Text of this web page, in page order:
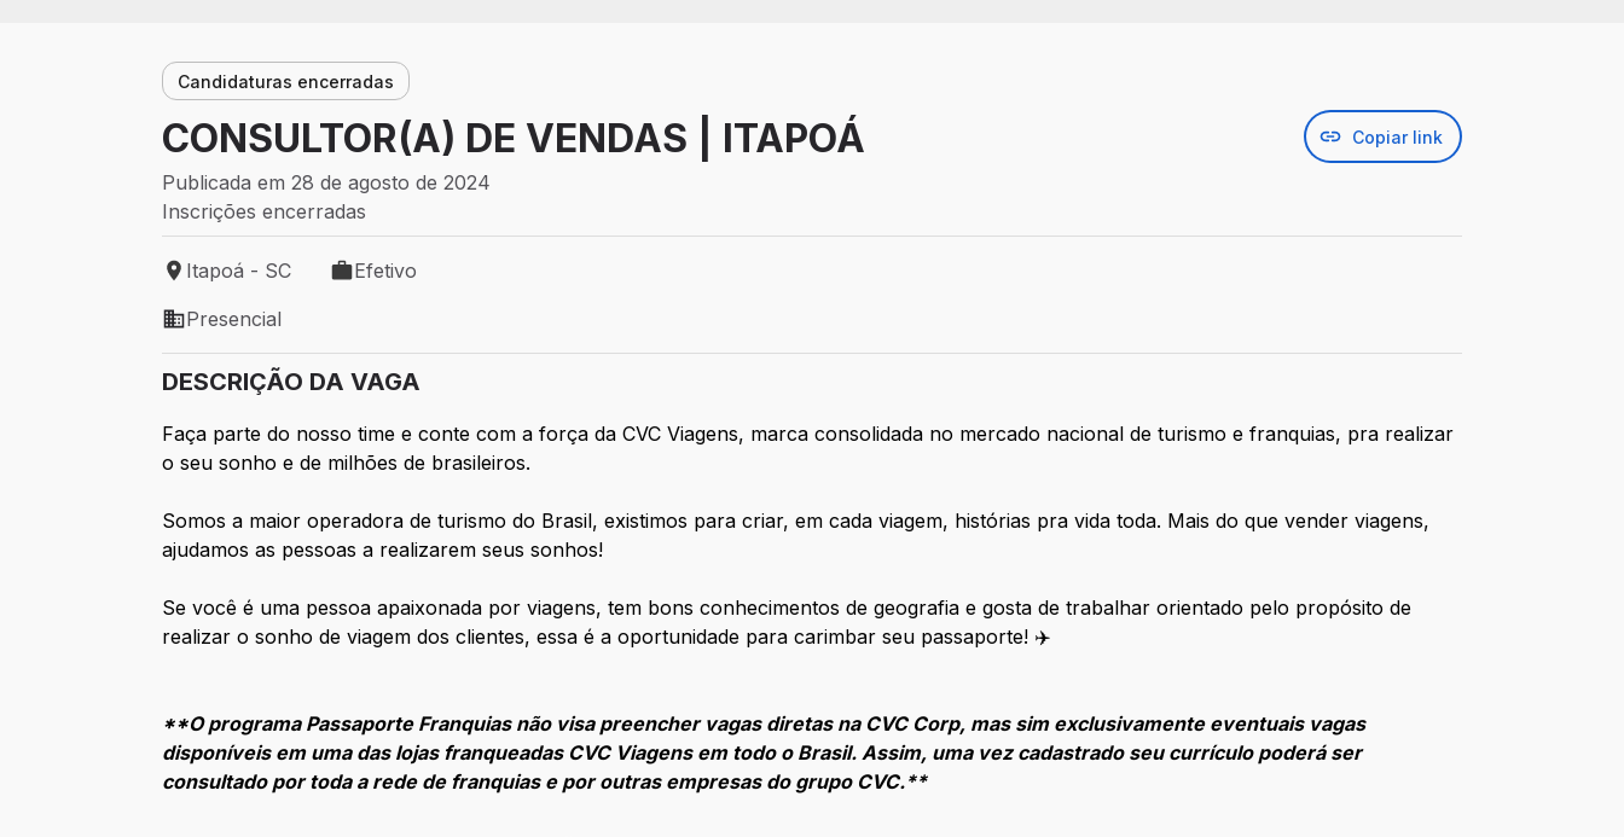
Candidaturas encerradas
CONSULTOR(A) DE VENDAS | ITAPOÁ Copiar link
Publicada em 28 de agosto de 2024
Inscrições encerradas
Local de trabalho: Itapoá - SC
Itapoá - SC
Tipo de vaga: Efetivo
Efetivo
Modelo de trabalho: Presencial
Presencial
DESCRIÇÃO DA VAGA
Faça parte do nosso time e conte com a força da CVC Viagens, marca consolidada no mercado nacional de turismo e franquias, pra realizar
o seu sonho e de milhões de brasileiros.
Somos a maior operadora de turismo do Brasil, existimos para criar, em cada viagem, histórias pra vida toda. Mais do que vender viagens,
ajudamos as pessoas a realizarem seus sonhos!
Se você é uma pessoa apaixonada por viagens, tem bons conhecimentos de geografia e gosta de trabalhar orientado pelo propósito de
realizar o sonho de viagem dos clientes, essa é a oportunidade para carimbar seu passaporte! ✈️
**O programa Passaporte Franquias não visa preencher vagas diretas na CVC Corp, mas sim exclusivamente eventuais vagas
disponíveis em uma das lojas franqueadas CVC Viagens em todo o Brasil. Assim, uma vez cadastrado seu currículo poderá ser
consultado por toda a rede de franquias e por outras empresas do grupo CVC.**